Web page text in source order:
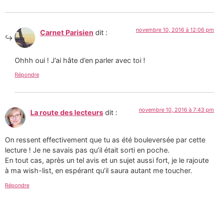
Carnet Parisien dit : novembre 10, 2016 à 12:06 pm
Ohhh oui ! J’ai hâte d’en parler avec toi !
Répondre
La route des lecteurs dit : novembre 10, 2016 à 7:43 pm
On ressent effectivement que tu as été bouleversée par cette
lecture ! Je ne savais pas qu’il était sorti en poche.
En tout cas, après un tel avis et un sujet aussi fort, je le rajoute
à ma wish-list, en espérant qu’il saura autant me toucher.
Répondre